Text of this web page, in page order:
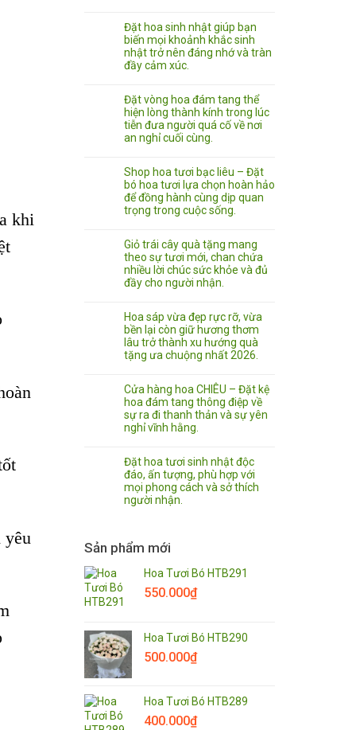
khi
yêu
Đặt hoa sinh nhật giúp bạn
biến mọi khoảnh khắc sinh
nhật trở nên đáng nhớ và tràn
đầy cảm xúc.
Đặt vòng hoa đám tang thể
hiện lòng thành kính trong lúc
tiễn đưa người quá cố về nơi
an nghỉ cuối cùng.
Shop hoa tươi bạc liêu – Đặt
bó hoa tươi lựa chọn hoàn hảo
để đồng hành cùng dịp quan
trọng trong cuộc sống.
Giỏ trái cây quà tặng mang
theo sự tươi mới, chan chứa
nhiều lời chúc sức khỏe và đủ
đầy cho người nhận.
Hoa sáp vừa đẹp rực rỡ, vừa
bền lại còn giữ hương thơm
lâu trở thành xu hướng quà
tặng ưa chuộng nhất 2026.
Cửa hàng hoa CHIÊU – Đặt kệ
hoa đám tang thông điệp về
sự ra đi thanh thản và sự yên
nghỉ vĩnh hằng.
Đặt hoa tươi sinh nhật độc
đáo, ấn tượng, phù hợp với
mọi phong cách và sở thích
người nhận.
Sản phẩm mới
Hoa Tươi Bó HTB291
550.000₫
Hoa Tươi Bó HTB290
500.000₫
Hoa Tươi Bó HTB289
400.000₫